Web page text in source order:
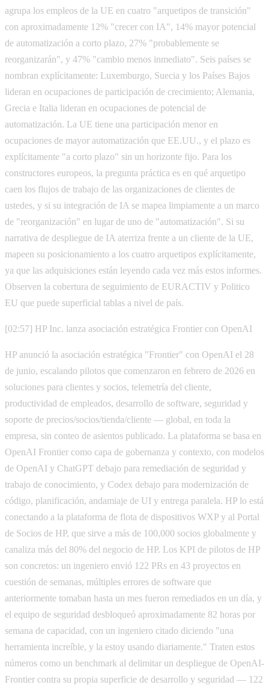
agrupa los empleos de la UE en cuatro "arquetipos de transición"
con aproximadamente 12% "crecer con IA", 14% mayor potencial
de automatización a corto plazo, 27% "probablemente se
reorganizarán", y 47% "cambio menos inmediato". Seis países se
nombran explícitamente: Luxemburgo, Suecia y los Países Bajos
lideran en ocupaciones de participación de crecimiento; Alemania,
Grecia e Italia lideran en ocupaciones de potencial de
automatización. La UE tiene una participación menor en
ocupaciones de mayor automatización que EE.UU., y el plazo es
explícitamente "a corto plazo" sin un horizonte fijo. Para los
constructores europeos, la pregunta práctica es en qué arquetipo
caen los flujos de trabajo de las organizaciones de clientes de
ustedes, y si su integración de IA se mapea limpiamente a un marco
de "reorganización" en lugar de uno de "automatización". Si su
narrativa de despliegue de IA aterriza frente a un cliente de la UE,
mapeen su posicionamiento a los cuatro arquetipos explícitamente,
ya que las adquisiciones están leyendo cada vez más estos informes.
Observen la cobertura de seguimiento de EURACTIV y Politico
EU que puede superficial tablas a nivel de país.
[02:57] HP Inc. lanza asociación estratégica Frontier con OpenAI
HP anunció la asociación estratégica "Frontier" con OpenAI el 28
de junio, escalando pilotos que comenzaron en febrero de 2026 en
soluciones para clientes y socios, telemetría del cliente,
productividad de empleados, desarrollo de software, seguridad y
soporte de precios/socios/tienda/cliente — global, en toda la
empresa, sin conteo de asientos publicado. La plataforma se basa en
OpenAI Frontier como capa de gobernanza y contexto, con modelos
de OpenAI y ChatGPT debajo para remediación de seguridad y
trabajo de conocimiento, y Codex debajo para modernización de
código, planificación, andamiaje de UI y entrega paralela. HP lo está
conectando a la plataforma de flota de dispositivos WXP y al Portal
de Socios de HP, que sirve a más de 100,000 socios globalmente y
canaliza más del 80% del negocio de HP. Los KPI de pilotos de HP
son concretos: un ingeniero envió 122 PRs en 43 proyectos en
cuestión de semanas, múltiples errores de software que
anteriormente tomaban hasta un mes fueron remediados en un día, y
el equipo de seguridad desbloqueó aproximadamente 82 horas por
semana de capacidad, con un ingeniero citado diciendo "una
herramienta increíble, y la estoy usando diariamente." Traten estos
números como un benchmark al delimitar un despliegue de OpenAI-
Frontier contra su propia superficie de desarrollo y seguridad — 122